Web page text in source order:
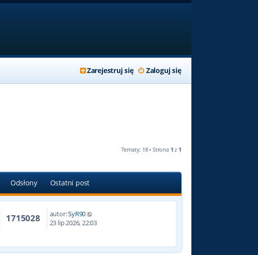
Zaloguj się
Zarejestruj się
Tematy: 18 • Strona 1 z 1
Odsłony Ostatni post
1715028 autor:SyR90
23 lip 2026, 22:03